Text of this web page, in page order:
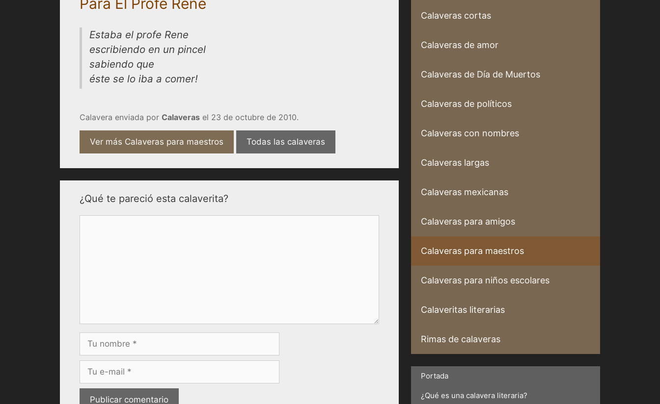
Estaba el profe Rene
escribiendo en un pincel
sabiendo que
éste se lo iba a comer!
Calavera enviada por Calaveras el 23 de octubre de 2010.
Ver más Calaveras para maestros Todas las calaveras
¿Qué te pareció esta calaverita?
electrónico
Calaveras cortas
Calaveras de amor
Calaveras de Día de Muertos
Calaveras de políticos
Calaveras con nombres
Calaveras largas
Calaveras mexicanas
Calaveras para amigos
Calaveras para maestros
Calaveras para niños escolares
Calaveritas literarias
Rimas de calaveras
Portada
¿Qué es una calavera literaria?